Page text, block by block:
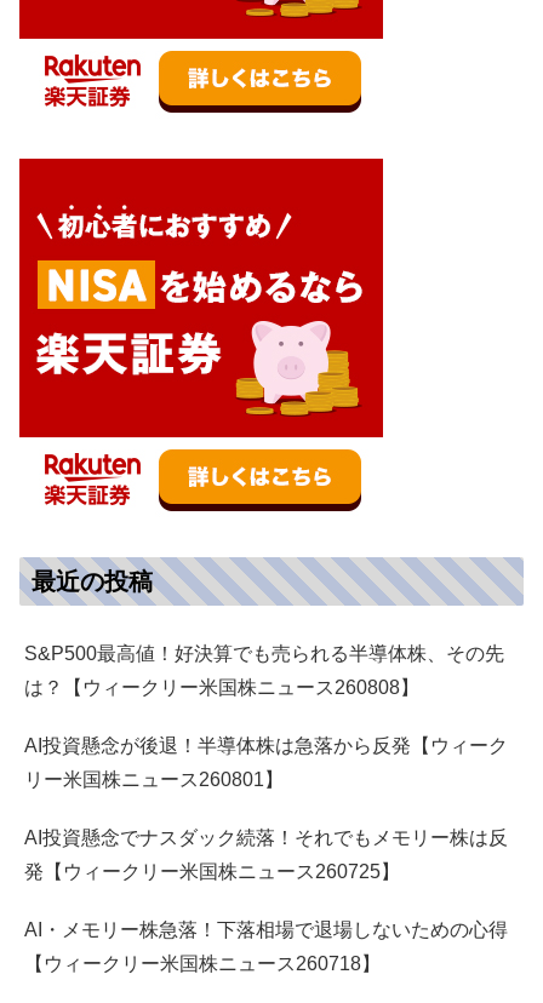
最近の投稿
S&P500最高値！好決算でも売られる半導体株、その先
は？【ウィークリー米国株ニュース260808】
AI投資懸念が後退！半導体株は急落から反発【ウィーク
リー米国株ニュース260801】
AI投資懸念でナスダック続落！それでもメモリー株は反
発【ウィークリー米国株ニュース260725】
AI・メモリー株急落！下落相場で退場しないための心得
【ウィークリー米国株ニュース260718】